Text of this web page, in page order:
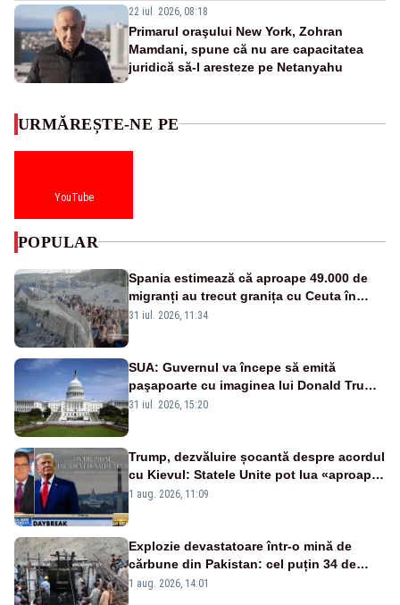
22 iul. 2026, 08:18
Primarul oraşului New York, Zohran
Mamdani, spune că nu are capacitatea
juridică să-l aresteze pe Netanyahu
URMĂREȘTE-NE PE
YouTube
POPULAR
Spania estimează că aproape 49.000 de
migranți au trecut granița cu Ceuta în
ultimele 24 de ore. Bilanțul morților a
31 iul. 2026, 11:34
SUA: Guvernul va începe să emită
paşapoarte cu imaginea lui Donald Trump
începând cu 8 august
31 iul. 2026, 15:20
Trump, dezvăluire șocantă despre acordul
cu Kievul: Statele Unite pot lua «aproape
tot ce vor» din minele Ucrainei”
1 aug. 2026, 11:09
Explozie devastatoare într-o mină de
cărbune din Pakistan: cel puțin 34 de
morți - VIDEO
1 aug. 2026, 14:01